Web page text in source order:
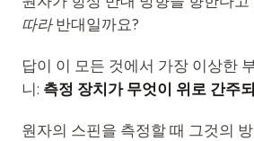
따라반대일까요?
답이 이 모든 것에서 가장 이상한
니: 측정 장치가 무엇이 위로 간주
원자의 스핀을 측정할 때 그것의